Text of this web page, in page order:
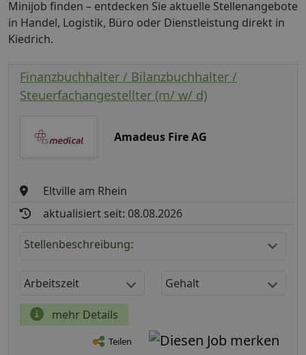
Minijob finden – entdecken Sie aktuelle Stellenangebote
in Handel, Logistik, Büro oder Dienstleistung direkt in
Kiedrich.
Finanzbuchhalter / Bilanzbuchhalter /
Steuerfachangestellter (m/ w/ d)
Amadeus Fire AG
Eltville am Rhein
aktualisiert seit: 08.08.2026
Stellenbeschreibung:
Arbeitszeit Gehalt
mehr Details
Teilen